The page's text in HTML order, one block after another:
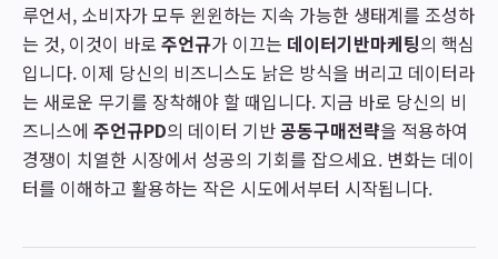
루언서, 소비자가 모두 윈윈하는 지속 가능한 생태계를 조성하
는 것, 이것이 바로 주언규가 이끄는 데이터기반마케팅의 핵심
입니다. 이제 당신의 비즈니스도 낡은 방식을 버리고 데이터라
는 새로운 무기를 장착해야 할 때입니다. 지금 바로 당신의 비
즈니스에 주언규PD의 데이터 기반 공동구매전략을 적용하여
경쟁이 치열한 시장에서 성공의 기회를 잡으세요. 변화는 데이
터를 이해하고 활용하는 작은 시도에서부터 시작됩니다.